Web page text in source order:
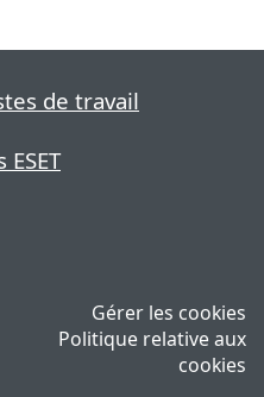
de travail
Gérer les cookies
Politique relative aux
cookies